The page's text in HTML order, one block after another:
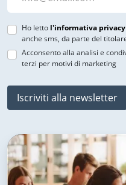
Ho letto l'informativa privacy
anche sms, da parte del
Acconsento alla analisi e
terzi per motivi di marketing
Iscriviti alla newsletter